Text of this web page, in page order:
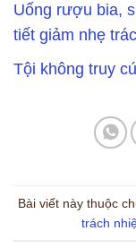
Uống rượu bia,
tiết giảm nhẹ
Tội không truy
Bài viết này thuộc
trách